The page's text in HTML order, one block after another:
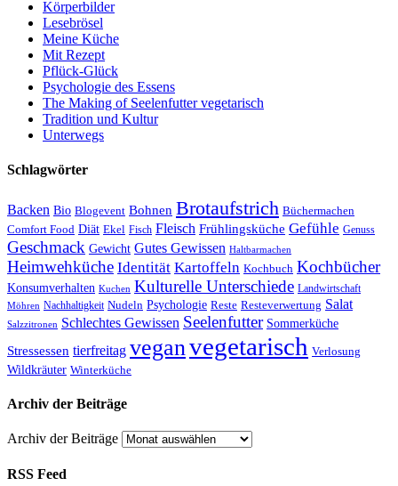
Körperbilder
Lesebrösel
Meine Küche
Mit Rezept
Pflück-Glück
Psychologie des Essens
The Making of Seelenfutter vegetarisch
Tradition und Kultur
Unterwegs
Schlagwörter
Backen Bio Blogevent Bohnen Brotaufstrich Büchermachen
Comfort Food Diät Ekel Fisch Fleisch Frühlingsküche Gefühle Genuss
Geschmack Gewicht Gutes Gewissen Haltbarmachen
Heimwehküche Identität Kartoffeln Kochbuch Kochbücher
Konsumverhalten Kuchen Kulturelle Unterschiede Landwirtschaft
Möhren Nachhaltigkeit Nudeln Psychologie Reste Resteverwertung Salat
Salzzitronen Schlechtes Gewissen Seelenfutter Sommerküche
Stressessen tierfreitag veganvegetarisch Verlosung
Wildkräuter Winterküche
Archiv der Beiträge
Archiv der Beiträge
RSS Feed